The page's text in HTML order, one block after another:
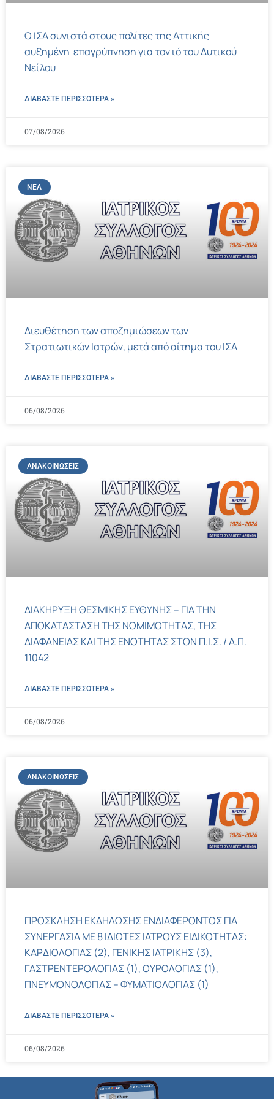
Ο ΙΣΑ συνιστά στους πολίτες της Αττικής
αυξημένη επαγρύπνηση για τον ιό του Δυτικού
Νείλου
ΔΙΑΒΑΣΤΕ ΠΕΡΙΣΣΌΤΕΡΑ »
07/08/2026
ΝΈΑ
Διευθέτηση των αποζημιώσεων των
Στρατιωτικών Ιατρών, μετά από αίτημα του ΙΣΑ
ΔΙΑΒΑΣΤΕ ΠΕΡΙΣΣΌΤΕΡΑ »
06/08/2026
ΑΝΑΚΟΙΝΏΣΕΙΣ
ΔΙΑΚΗΡΥΞΗ ΘΕΣΜΙΚΗΣ ΕΥΘΥΝΗΣ – ΓΙΑ ΤΗΝ
ΑΠΟΚΑΤΑΣΤΑΣΗ ΤΗΣ ΝΟΜΙΜΟΤΗΤΑΣ, ΤΗΣ
ΔΙΑΦΑΝΕΙΑΣ ΚΑΙ ΤΗΣ ΕΝΟΤΗΤΑΣ ΣΤΟΝ Π.Ι.Σ. / Α.Π.
11042
ΔΙΑΒΑΣΤΕ ΠΕΡΙΣΣΌΤΕΡΑ »
06/08/2026
ΑΝΑΚΟΙΝΏΣΕΙΣ
ΠΡΟΣΚΛΗΣΗ ΕΚΔΗΛΩΣΗΣ ΕΝΔΙΑΦΕΡΟΝΤΟΣ ΓΙΑ
ΣΥΝΕΡΓΑΣΙΑ ΜΕ 8 ΙΔΙΩΤΕΣ ΙΑΤΡΟΥΣ ΕΙΔΙΚΟΤΗΤΑΣ:
ΚΑΡΔΙΟΛΟΓΙΑΣ (2), ΓΕΝΙΚΗΣ ΙΑΤΡΙΚΗΣ (3),
ΓΑΣΤΡΕΝΤΕΡΟΛΟΓΙΑΣ (1), ΟΥΡΟΛΟΓΙΑΣ (1),
ΠΝΕΥΜΟΝΟΛΟΓΙΑΣ – ΦΥΜΑΤΙΟΛΟΓΙΑΣ (1)
ΔΙΑΒΑΣΤΕ ΠΕΡΙΣΣΌΤΕΡΑ »
06/08/2026